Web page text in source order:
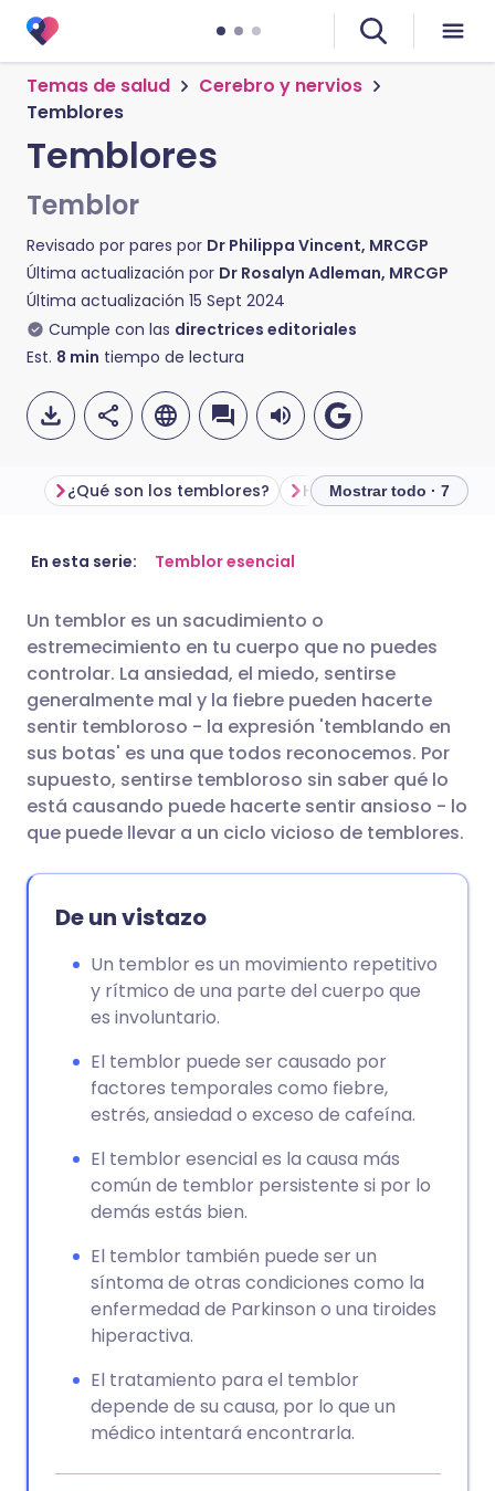
Temas de salud
Cerebro y nervios
Temblores
Temblores
Temblor
Revisado por pares por Dr Philippa Vincent, MRCGP
Última actualización por Dr Rosalyn Adleman, MRCGP
Última actualización 15 Sept 2024
Cumple con las directrices editoriales
Est. 8 min tiempo de lectura
Compartir por correo
Compartir en Facebook
Compartir en LinkedIn
Compartir en X
Copiar enlace
🇬🇧 English
🇪🇸 Español
🇮🇹 Italiano 🇵🇹
🇮🇳 हिन्दी 🇮🇱 עברית
🇸🇦 عربي 🇸🇪 Svenska
¿Qué son los temblores? How common are
Mostrar todo · 7
En esta serie: Temblor esencial
Un temblor es un sacudimiento o
estremecimiento en tu cuerpo que no puedes
controlar. La ansiedad, el miedo, sentirse
generalmente mal y la fiebre pueden hacerte
sentir tembloroso - la expresión 'temblando en
sus botas' es una que todos reconocemos. Por
supuesto, sentirse tembloroso sin saber qué lo
está causando puede hacerte sentir ansioso - lo
que puede llevar a un ciclo vicioso de temblores.
De un vistazo
Un temblor es un movimiento repetitivo
y rítmico de una parte del cuerpo que
es involuntario.
El temblor puede ser causado por
factores temporales como fiebre,
estrés, ansiedad o exceso de cafeína.
El temblor esencial es la causa más
común de temblor persistente si por lo
demás estás bien.
El temblor también puede ser un
síntoma de otras condiciones como la
enfermedad de Parkinson o una tiroides
hiperactiva.
El tratamiento para el temblor
depende de su causa, por lo que un
médico intentará encontrarla.